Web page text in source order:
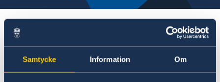
Samtycke Information Om
Om utlandet